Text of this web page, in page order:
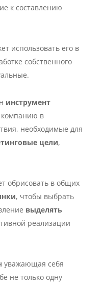
к составлению
использовать его в
собственного
инструмент
компанию в
необходимые для
цели,
обрисовать в общих
, чтобы выбрать
выделять
реализации
уважающая себя
не только одну